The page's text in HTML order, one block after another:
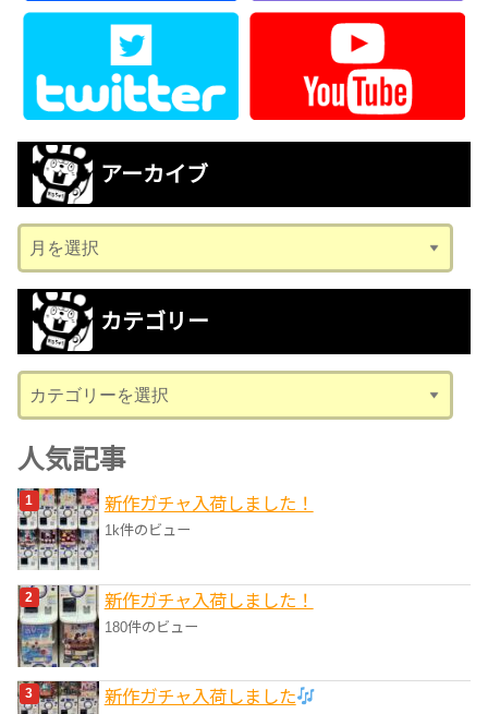
アーカイブ
ー
カ
ブ
カテゴリー
テ
ゴ
リ
ー
人気記事
新作ガチャ入荷しました！
1k件のビュー
新作ガチャ入荷しました！
180件のビュー
新作ガチャ入荷しました